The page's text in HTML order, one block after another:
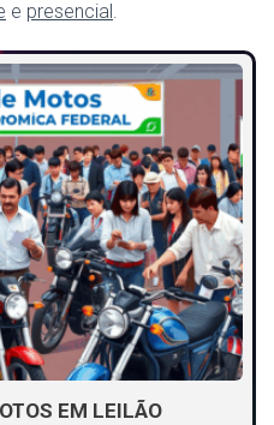
e presencial .
EM LEILÃO